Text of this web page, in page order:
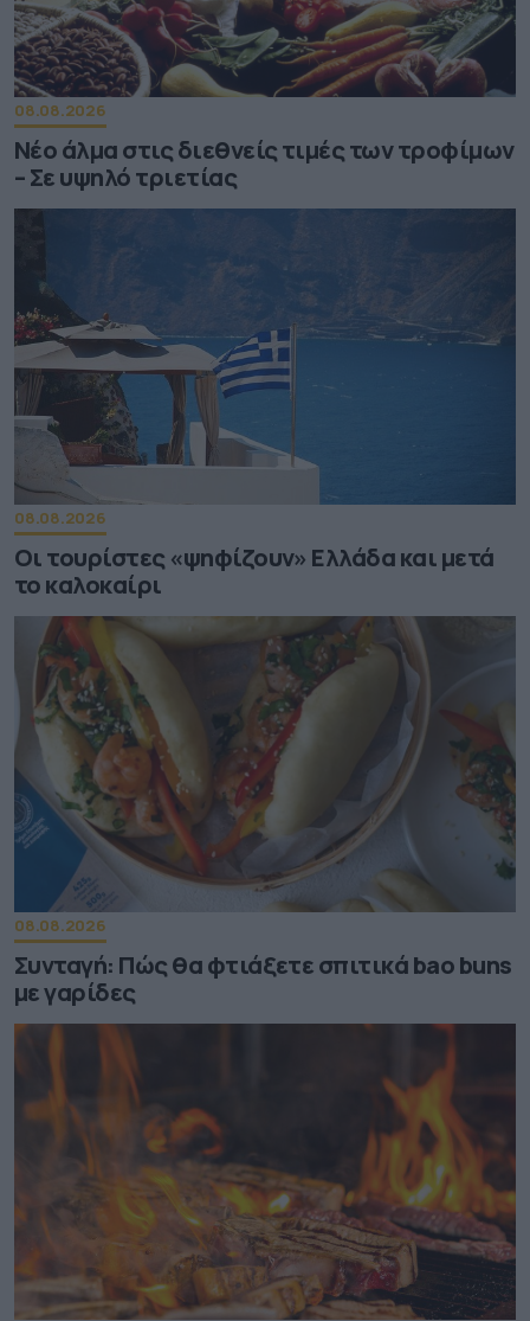
08.08.2026
Νέο άλμα στις διεθνείς τιμές των τροφίμων
– Σε υψηλό τριετίας
08.08.2026
Οι τουρίστες «ψηφίζουν» Ελλάδα και μετά
το καλοκαίρι
08.08.2026
Συνταγή: Πώς θα φτιάξετε σπιτικά bao buns
με γαρίδες